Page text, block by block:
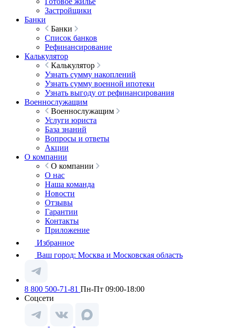
Застройщики
Банки
Банки
Список банков
Рефинансирование
Калькулятор
Калькулятор
Узнать сумму накоплений
Узнать сумму военной ипотеки
Узнать выгоду от рефинансирования
Военнослужащим
Военнослужащим
Услуги юриста
База знаний
Вопросы и ответы
Акции
О компании
О компании
О нас
Наша команда
Новости
Отзывы
Гарантии
Контакты
Приложение
Избранное
Ваш город: Москва и Московская область
8 800 500-71-81 Пн-Пт 09:00-18:00
Соцсети